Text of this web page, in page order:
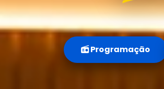
Programação